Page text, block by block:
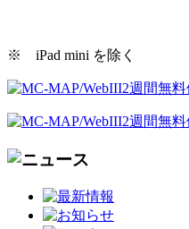
※ iPad mini を除く